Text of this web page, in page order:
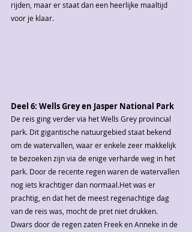
rijden, maar er staat dan een heerlijke maaltijd
voor je klaar.
Deel 6: Wells Grey en Jasper National Park
De reis ging verder via het Wells Grey provincial
park. Dit gigantische natuurgebied staat bekend
om de watervallen, waar er enkele zeer makkelijk
te bezoeken zijn via de enige verharde weg in het
park. Door de recente regen waren de watervallen
nog iets krachtiger dan normaal.Het was er
prachtig, en dat het de meest regenachtige dag
van de reis was, mocht de pret niet drukken.
Dwars door de regen zaten Freek en Anneke in de